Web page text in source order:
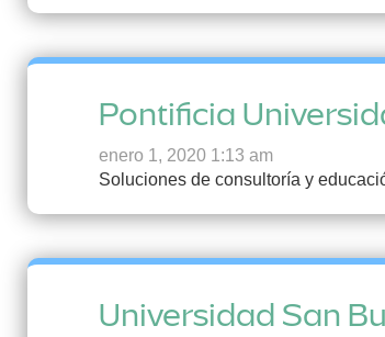
Pontificia
enero 1, 2020 1:13 am
Soluciones de consultoría y
Universidad San